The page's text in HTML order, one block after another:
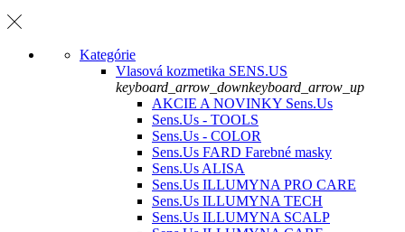
Kategórie
Vlasová kozmetika SENS.US
keyboard_arrow_downkeyboard_arrow_up
AKCIE A NOVINKY Sens.Us
Sens.Us - TOOLS
Sens.Us - COLOR
Sens.Us FARD Farebné masky
Sens.Us ALISA
Sens.Us ILLUMYNA PRO CARE
Sens.Us ILLUMYNA TECH
Sens.Us ILLUMYNA SCALP